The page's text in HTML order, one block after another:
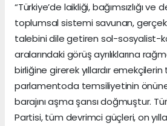
“Türkiye’de laikliği, bağımsızlığı
toplumsal sistemi savunan,
talebini dile getiren sol-sosyalist-
aralarındaki görüş ayrılıklarına
birliğine girerek yıllardır
parlamentoda temsiliyetinin
barajını aşma şansı doğmuştur.
Partisi, tüm devrimci güçleri, on